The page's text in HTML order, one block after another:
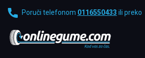
Poruči telefonom 0116550433 ili preko